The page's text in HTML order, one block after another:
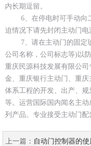
内长期逗留。
6、在停电时可手动向二
迫情况下请先封闭主动门电
7、请在主动门的固定玻
公司名称，公司标志等)以
重庆民源科技发展有限公
金、重庆银行主动门、重
体系工程的开发、出产、
等。运营国际国内闻名主
列产品。专业接受主动门配
上一篇： 自动门控制器的